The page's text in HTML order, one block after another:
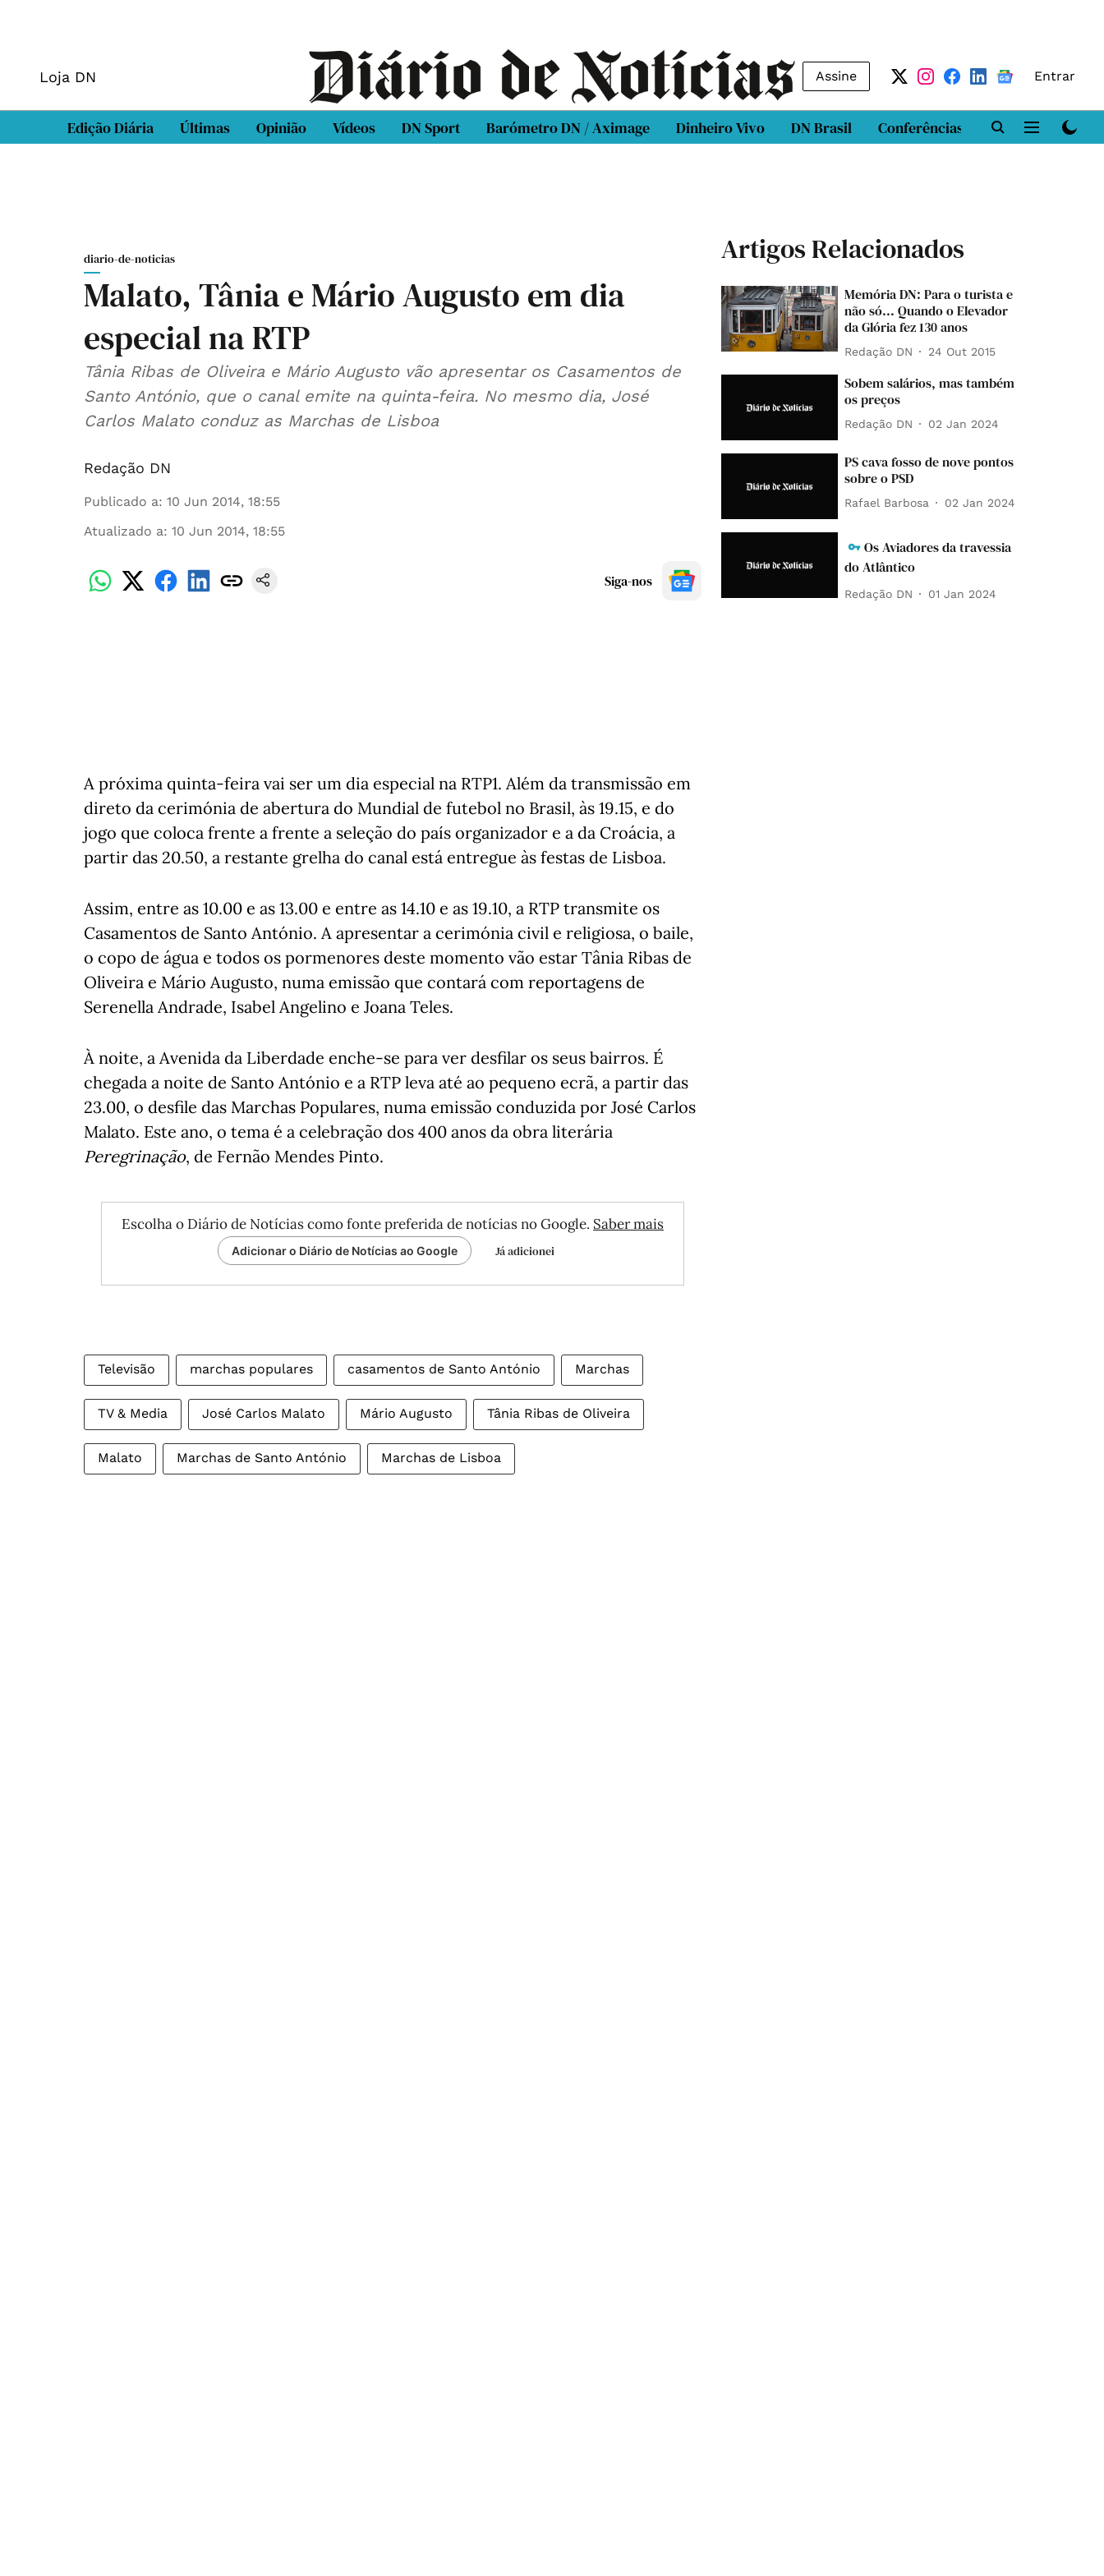
Loja DN Assine Entrar
Edição Diária Últimas Opinião Vídeos DN Sport Barómetro DN / Aximage Dinheiro Vivo DN Brasil Conferências DN LAB
diario-de-noticias
Malato, Tânia e Mário Augusto em dia
especial na RTP
Tânia Ribas de Oliveira e Mário Augusto vão apresentar os Casamentos de
Santo António, que o canal emite na quinta-feira. No mesmo dia, José
Carlos Malato conduz as Marchas de Lisboa
Redação DN
Publicado a: 10 Jun 2014, 18:55
Atualizado a: 10 Jun 2014, 18:55
Siga-nos
A próxima quinta-feira vai ser um dia especial na RTP1. Além da transmissão em
direto da cerimónia de abertura do Mundial de futebol no Brasil, às 19.15, e do
jogo que coloca frente a frente a seleção do país organizador e a da Croácia, a
partir das 20.50, a restante grelha do canal está entregue às festas de Lisboa.
Assim, entre as 10.00 e as 13.00 e entre as 14.10 e as 19.10, a RTP transmite os
Casamentos de Santo António. A apresentar a cerimónia civil e religiosa, o baile,
o copo de água e todos os pormenores deste momento vão estar Tânia Ribas de
Oliveira e Mário Augusto, numa emissão que contará com reportagens de
Serenella Andrade, Isabel Angelino e Joana Teles.
À noite, a Avenida da Liberdade enche-se para ver desfilar os seus bairros. É
chegada a noite de Santo António e a RTP leva até ao pequeno ecrã, a partir das
23.00, o desfile das Marchas Populares, numa emissão conduzida por José Carlos
Malato. Este ano, o tema é a celebração dos 400 anos da obra literária
Peregrinação, de Fernão Mendes Pinto.
Escolha o Diário de Notícias como fonte preferida de notícias no Google. Saber mais
Adicionar o Diário de Notícias ao Google Já adicionei
Televisão marchas populares casamentos de Santo António Marchas
TV & Media José Carlos Malato Mário Augusto Tânia Ribas de Oliveira
Malato Marchas de Santo António Marchas de Lisboa
Artigos Relacionados
Memória DN: Para o turista e
não só... Quando o Elevador
da Glória fez 130 anos
Redação DN 24 Out 2015
Sobem salários, mas também
os preços
Redação DN 02 Jan 2024
PS cava fosso de nove pontos
sobre o PSD
Rafael Barbosa 02 Jan 2024
Os Aviadores da travessia
do Atlântico
Redação DN 01 Jan 2024